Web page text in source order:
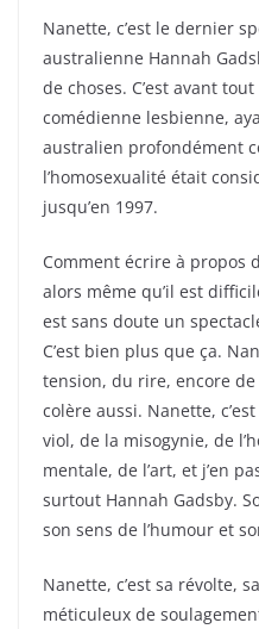
Nanette, c’est le dernier
australienne Hannah
de choses. C’est avant
comédienne lesbienne,
australien profondément
l’homosexualité était
jusqu’en 1997.
Comment écrire à propos
alors même qu’il est
est sans doute un
C’est bien plus que ça.
tension, du rire, encore
colère aussi. Nanette,
viol, de la misogynie, de
mentale, de l’art, et j’en
surtout Hannah Gadsby.
son sens de l’humour et
Nanette, c’est sa révolte,
méticuleux de